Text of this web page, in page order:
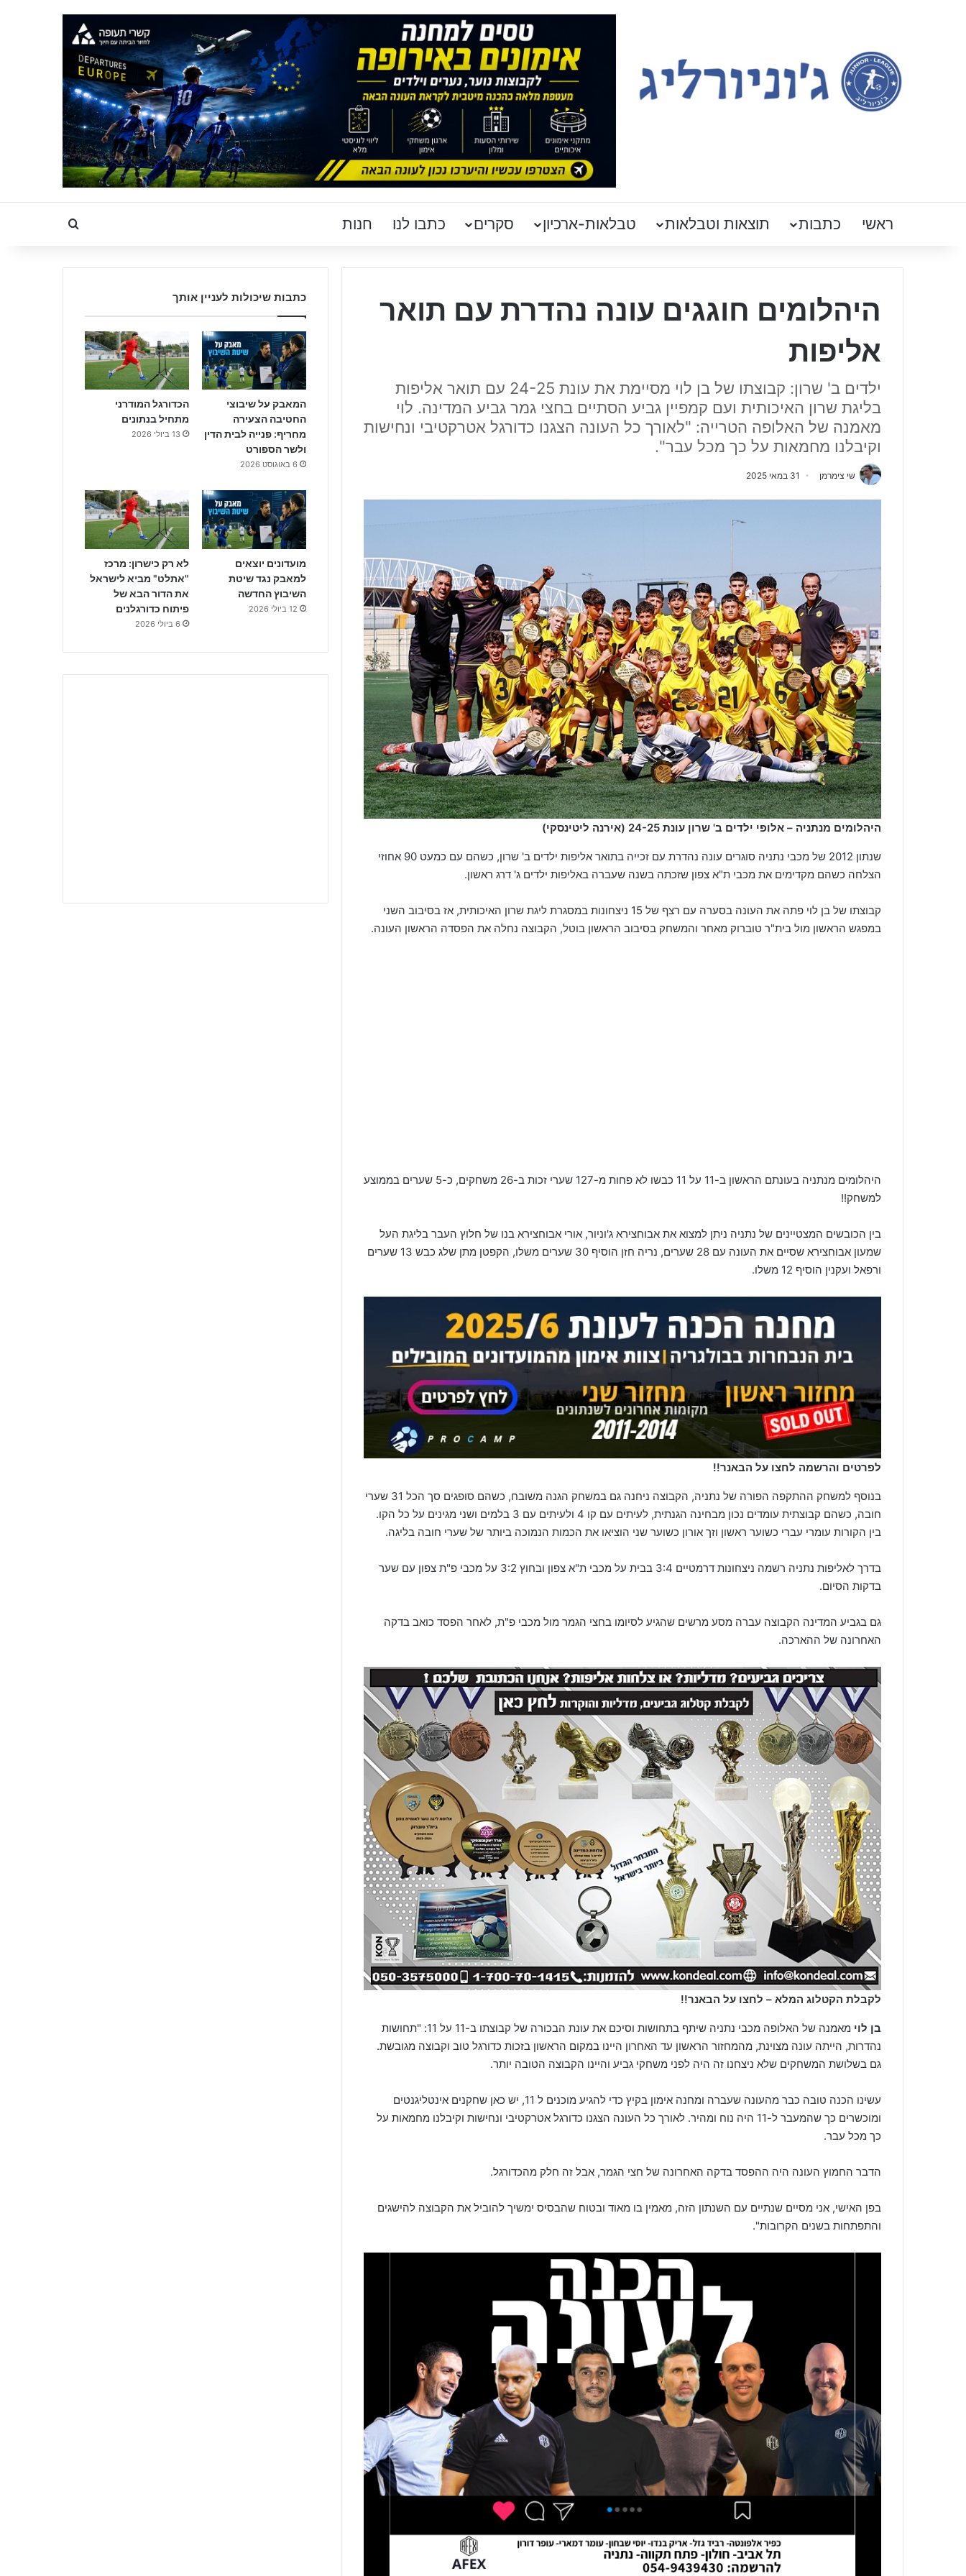
ראשי כתבות תוצאות וטבלאות טבלאות-ארכיון סקרים כתבו לנו חנות Search for
היהלומים חוגגים עונה נהדרת עם תואר
אליפות
ילדים ב' שרון: קבוצתו של בן לוי מסיימת את עונת 24-25 עם תואר אליפות
בליגת שרון האיכותית ועם קמפיין גביע הסתיים בחצי גמר גביע המדינה. לוי
מאמנה של האלופה הטרייה: "לאורך כל העונה הצגנו כדורגל אטרקטיבי ונחישות
וקיבלנו מחמאות על כך מכל עבר".
שי צימרמן 31 במאי 2025
היהלומים מנתניה – אלופי ילדים ב' שרון עונת 24-25 (אירנה ליטינסקי)
שנתון 2012 של מכבי נתניה סוגרים עונה נהדרת עם זכייה בתואר אליפות ילדים ב' שרון, כשהם עם כמעט 90 אחוזי
הצלחה כשהם מקדימים את מכבי ת"א צפון שזכתה בשנה שעברה באליפות ילדים ג' דרג ראשון.
קבוצתו של בן לוי פתה את העונה בסערה עם רצף של 15 ניצחונות במסגרת ליגת שרון האיכותית, אז בסיבוב השני
במפגש הראשון מול בית"ר טוברוק מאחר והמשחק בסיבוב הראשון בוטל, הקבוצה נחלה את הפסדה הראשון העונה.
היהלומים מנתניה בעונתם הראשון ב-11 על 11 כבשו לא פחות מ-127 שערי זכות ב-26 משחקים, כ-5 שערים בממוצע
למשחק!!
בין הכובשים המצטיינים של נתניה ניתן למצוא את אבוחצירא ג'וניור, אורי אבוחצירא בנו של חלוץ העבר בליגת העל
שמעון אבוחצירא שסיים את העונה עם 28 שערים, נריה חזן הוסיף 30 שערים משלו, הקפטן מתן שלג כבש 13 שערים
ורפאל ועקנין הוסיף 12 משלו.
לפרטים והרשמה לחצו על הבאנר!!
בנוסף למשחק ההתקפה הפורה של נתניה, הקבוצה ניחנה גם במשחק הגנה משובח, כשהם סופגים סך הכל 31 שערי
חובה, כשהם קבוצתית עומדים נכון מבחינה הגנתית, לעיתים עם קו 4 ולעיתים עם 3 בלמים ושני מגינים על כל הקו.
בין הקורות עומרי עברי כשוער ראשון וזך אורון כשוער שני הוציאו את הכמות הנמוכה ביותר של שערי חובה בליגה.
בדרך לאליפות נתניה רשמה ניצחונות דרמטיים 3:4 בבית על מכבי ת"א צפון ובחוץ 3:2 על מכבי פ"ת צפון עם שער
בדקות הסיום.
גם בגביע המדינה הקבוצה עברה מסע מרשים שהגיע לסיומו בחצי הגמר מול מכבי פ"ת, לאחר הפסד כואב בדקה
האחרונה של ההארכה.
לקבלת הקטלוג המלא – לחצו על הבאנר!!
בן לוי
מאמנה של האלופה מכבי נתניה שיתף בתחושות וסיכם את עונת הבכורה של קבוצתו ב-11 על 11: "תחושות
נהדרות, הייתה עונה מצוינת, מהמחזור הראשון עד האחרון היינו במקום הראשון בזכות כדורגל טוב וקבוצה מגובשת.
גם בשלושת המשחקים שלא ניצחנו זה היה לפני משחקי גביע והיינו הקבוצה הטובה יותר.
עשינו הכנה טובה כבר מהעונה שעברה ומחנה אימון בקיץ כדי להגיע מוכנים ל 11, יש כאן שחקנים אינטליגנטים
ומוכשרים כך שהמעבר ל-11 היה נוח ומהיר. לאורך כל העונה הצגנו כדורגל אטרקטיבי ונחישות וקיבלנו מחמאות על
כך מכל עבר.
הדבר החמוץ העונה היה ההפסד בדקה האחרונה של חצי הגמר, אבל זה חלק מהכדורגל.
בפן האישי, אני מסיים שנתיים עם השנתון הזה, מאמין בו מאוד ובטוח שהבסיס ימשיך להוביל את הקבוצה להישגים
והתפתחות בשנים הקרובות".
כתבות שיכולות לעניין אותך
המאבק על שיבוצי
החטיבה הצעירה
מחריף: פנייה לבית הדין
ולשר הספורט
6 באוגוסט 2026
הכדורגל המודרני
מתחיל בנתונים
13 ביולי 2026
מועדונים יוצאים
למאבק נגד שיטת
השיבוץ החדשה
12 ביולי 2026
לא רק כישרון: מרכז
"אתלט" מביא לישראל
את הדור הבא של
פיתוח כדורגלנים
6 ביולי 2026